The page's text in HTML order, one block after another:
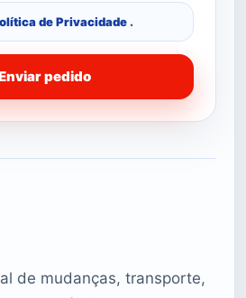
de Privacidade .
pedido
de mudanças, transporte,